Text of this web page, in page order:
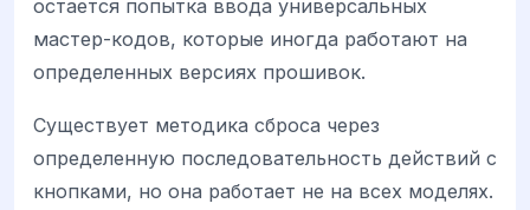
остается попытка ввода универсальных
мастер-кодов, которые иногда работают на
определенных версиях прошивок.
Существует методика сброса через
определенную последовательность действий с
кнопками, но она работает не на всех моделях.